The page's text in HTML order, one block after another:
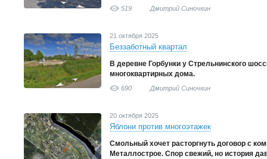
519 Дмитрий Синочкин
21 октября 2025
Беззаботный квартал
В деревне Горбунки у Стрельнинского
многоквартирных дома.
690 Дмитрий Синочкин
20 октября 2025
Яблони против многоэтажек
Смольный хочет расторгнуть договор с
Металлострое. Спор свежий, но история